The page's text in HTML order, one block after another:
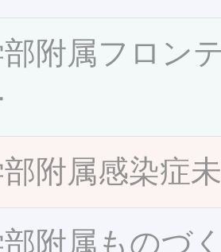
附属フロン
附属感染症
附属ものづ